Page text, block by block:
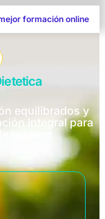
formación online
equilibrados y
integral para
la salud.